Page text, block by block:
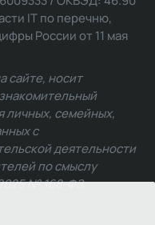
IT по перечню,
России от 11 мая
сайте, носит
личных, семейных,
с
деятельности
по смыслу
№ 168-ФЗ.